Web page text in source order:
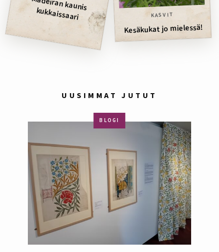
kukkaissaari KASVIT
Kesäkukat jo mielessä!
UUSIMMAT JUTUT
BLOGI